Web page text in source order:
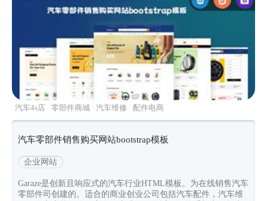
汽车4s店 零部件商城 汽车维修
配件电商
汽车零部件销售购买网站bootstrap模板
企业网站
Garaze是创新且响应式的汽车行业HTML模板。为在线销售汽车
零部件司创建的。适合的商业创业公司包括汽车配件，汽车维